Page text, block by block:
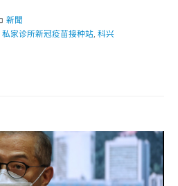
新聞
私家诊所新冠疫苗接种站, 科兴